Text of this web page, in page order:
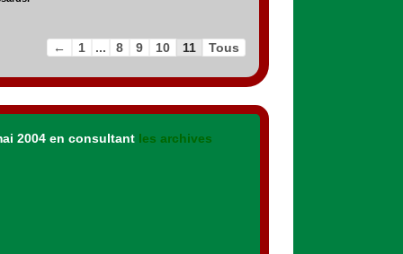
← 1 ... 8 9 10 11 Tous
2004 en consultant les archives